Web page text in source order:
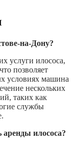
на-Дону?
услуги илососа,
позволяет
условиях машина
нескольких
таких как
службы
илососа?